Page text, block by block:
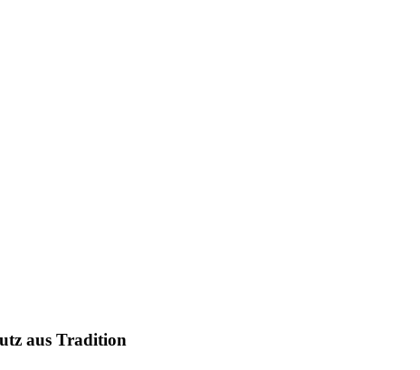
aus Tradition